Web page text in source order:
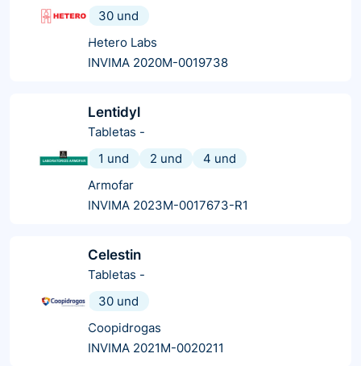
30 und
Hetero Labs
INVIMA 2020M-0019738
Lentidyl
Tabletas -
1 und
2 und
4 und
Armofar
INVIMA 2023M-0017673-R1
Celestin
Tabletas -
30 und
Coopidrogas
INVIMA 2021M-0020211